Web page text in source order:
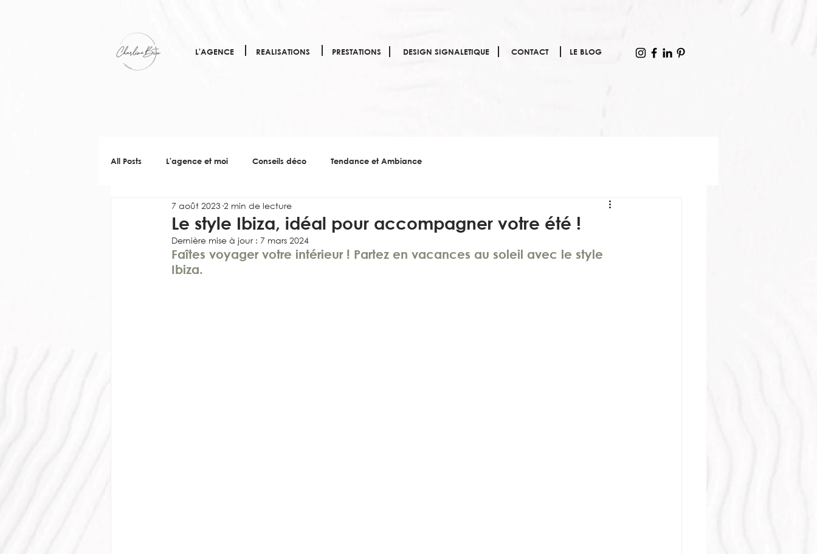
L'AGENCE REALISATIONS PRESTATIONS DESIGN SIGNALETIQUE CONTACT LE BLOG
All Posts L'agence et moi Conseils déco Tendance et Ambiance
Le style Ibiza, idéal pour accompagner votre été !
7 août 2023 2 min de lecture
Dernière mise à jour : 7 mars 2024
Faîtes voyager votre intérieur ! Partez en vacances au soleil avec le style
Ibiza.